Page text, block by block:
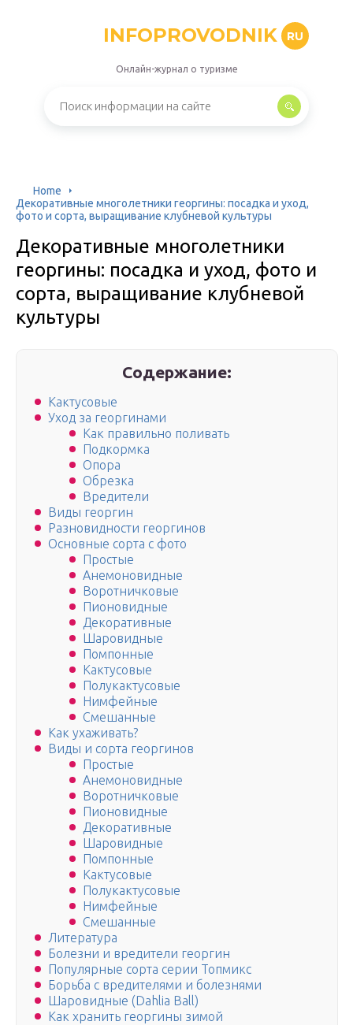
INFOPROVODNIK RU
Онлайн-журнал о туризме
Home
Декоративные многолетники георгины: посадка и уход,
фото и сорта, выращивание клубневой культуры
Декоративные многолетники
георгины: посадка и уход, фото и
сорта, выращивание клубневой
культуры
Содержание:
Кактусовые
Уход за георгинами
Как правильно поливать
Подкормка
Опора
Обрезка
Вредители
Виды георгин
Разновидности георгинов
Основные сорта с фото
Простые
Анемоновидные
Воротничковые
Пионовидные
Декоративные
Шаровидные
Помпонные
Кактусовые
Полукактусовые
Нимфейные
Смешанные
Как ухаживать?
Виды и сорта георгинов
Простые
Анемоновидные
Воротничковые
Пионовидные
Декоративные
Шаровидные
Помпонные
Кактусовые
Полукактусовые
Нимфейные
Смешанные
Литература
Болезни и вредители георгин
Популярные сорта серии Топмикс
Борьба с вредителями и болезнями
Шаровидные (Dahlia Ball)
Как хранить георгины зимой